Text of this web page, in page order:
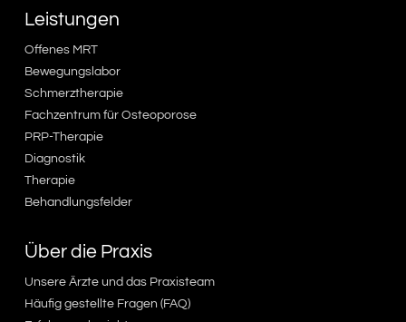
Leistungen
Offenes MRT
Bewegungslabor
Schmerztherapie
Fachzentrum für Osteoporose
PRP-Therapie
Diagnostik
Therapie
Behandlungsfelder
Über die Praxis
Unsere Ärzte und das Praxisteam
Häufig gestellte Fragen (FAQ)